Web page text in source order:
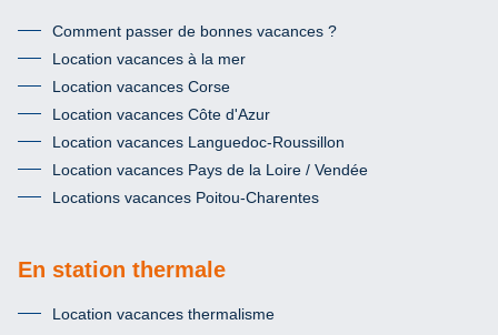
Comment passer de bonnes vacances ?
Location vacances à la mer
Location vacances Corse
Location vacances Côte d'Azur
Location vacances Languedoc-Roussillon
Location vacances Pays de la Loire / Vendée
Locations vacances Poitou-Charentes
En station thermale
Location vacances thermalisme